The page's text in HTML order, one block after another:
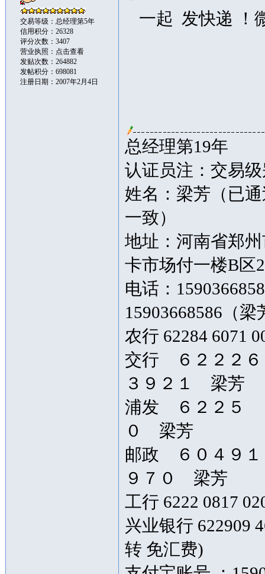
交易等级：总经理第5年
信用积分：26328
评分次数：3407
营业执照： 点击查看
发贴次数：264882
发帖积分：698081
注册日期：2007年2月4日
一起 发快递 ！
总经理第19年
认证员注：交易
姓名：梁芳（已
一致）
地址：河南省郑
卡市场付一楼B
电话：
15903668586（
农行 62284 6071
交行 ６２２２
３９２１ 梁芳
浦发 ６２２５
０ 梁芳
邮政 ６０４９
９７０ 梁芳
工行 6222 0817
兴业银行 622909
转 免汇费)